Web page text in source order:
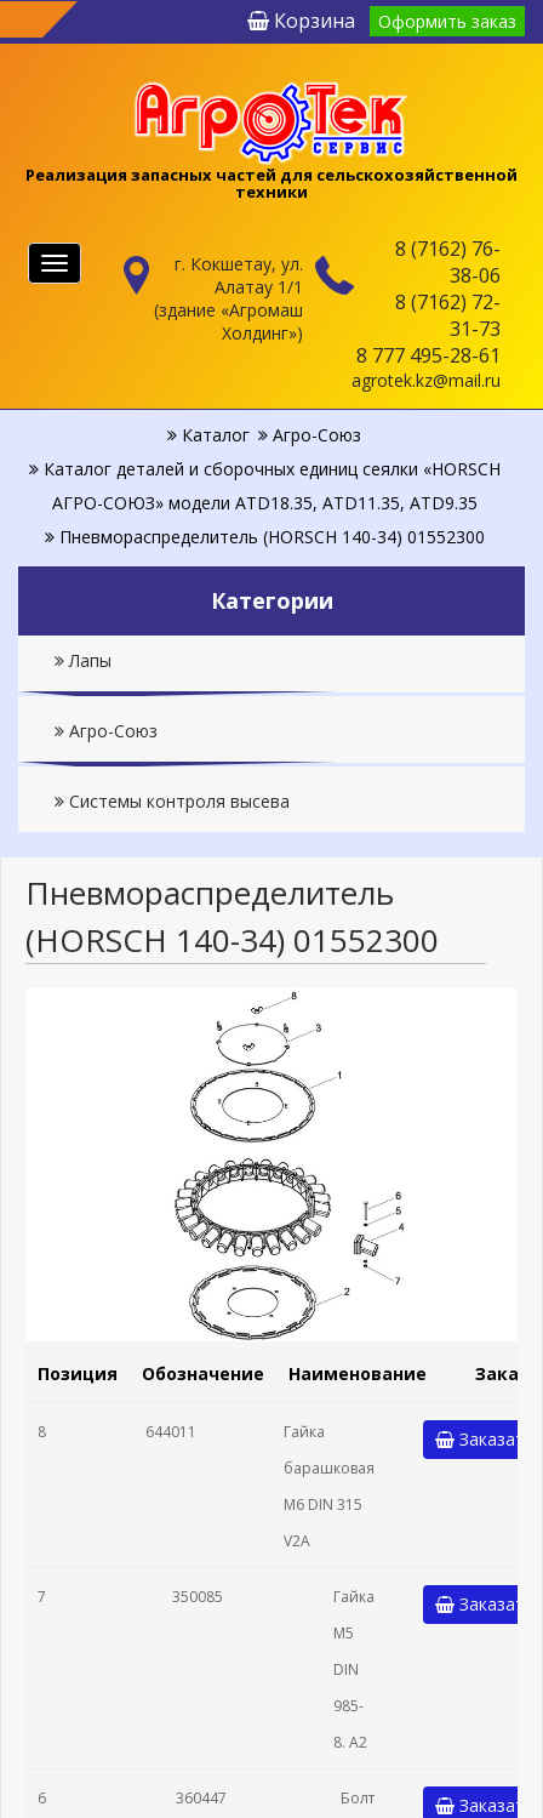
Корзина Оформить заказ
Реализация запасных частей для сельскохозяйственной
техники
8 (7162) 76-
38-06
8 (7162) 72-
31-73
8 777 495-28-61
agrotek.kz@mail.ru
г. Кокшетау, ул.
Алатау 1/1
(здание «Агромаш
Холдинг»)
Меню
Каталог
Агро-Союз
Каталог деталей и сборочных единиц сеялки «HORSCH
АГРО-СОЮЗ» модели ATD18.35, ATD11.35, ATD9.35
Пневмораспределитель (HORSCH 140-34) 01552300
Категории
Лапы
Агро-Союз
Системы контроля высева
Пневмораспределитель
(HORSCH 140-34) 01552300
Позиция Обозначение Наименование
8 644011
Гайка
барашковая
М6 DIN 315
V2A
Заказать
7 350085
Гайка
М5
DIN
985-
8. А2
Заказать
6 360447
Болт
Заказать